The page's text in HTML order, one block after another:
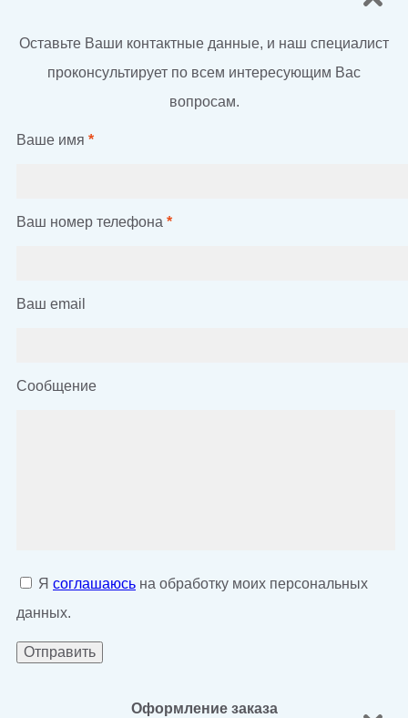
Оставьте Ваши контактные данные, и наш специалист
проконсультирует по всем интересующим Вас
вопросам.
Ваше имя *
Ваш номер телефона *
Ваш email
Сообщение
Я соглашаюсь на обработку моих персональных
данных.
Оформление заказа